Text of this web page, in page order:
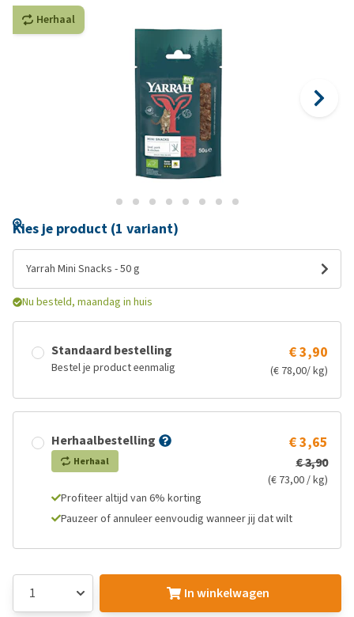
Herhaal
Kies je product (1 variant)
Yarrah Mini Snacks - 50 g
Nu besteld, maandag in huis
Standaard bestelling
Bestel je product eenmalig
€ 3,90
(€ 78,00/ kg)
Herhaalbestelling
Herhaal
€ 3,65
€ 3,90
(€ 73,00 / kg)
Profiteer altijd van 6% korting
Pauzeer of annuleer eenvoudig wanneer jij dat wilt
In winkelwagen